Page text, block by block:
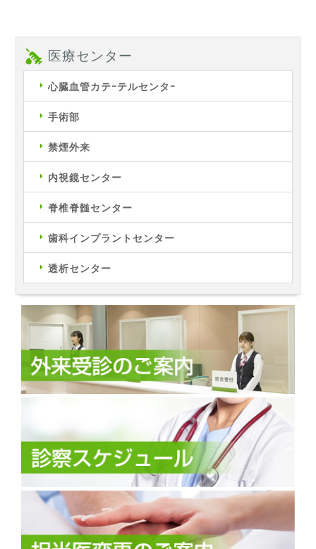
医療センター
心臓血管カテｰテルセンタｰ
手術部
禁煙外来
内視鏡センター
脊椎脊髄センター
歯科インプラントセンター
透析センター